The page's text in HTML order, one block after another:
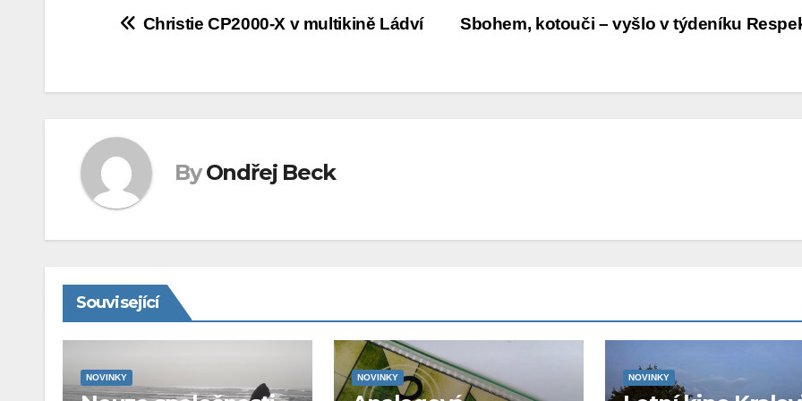
Navigace
příspěvek
Sbohem, kotouči – vyšlo v týdeníku
Christie CP2000-X v multikině Ládví
By Ondřej Beck
Související
NOVINKY NOVINKY NOVINKY